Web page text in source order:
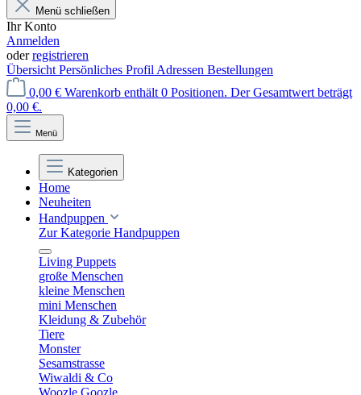
Menü schließen
Ihr Konto
Anmelden
oderregistrieren
Übersicht Persönliches Profil Adressen Bestellungen
0,00 € Warenkorb enthält 0 Positionen. Der Gesamtwert beträgt
0,00 €.
Menü
Kategorien
Home
Neuheiten
Handpuppen
Zur Kategorie Handpuppen
Living Puppets
große Menschen
kleine Menschen
mini Menschen
Kleidung & Zubehör
Tiere
Monster
Sesamstrasse
Wiwaldi & Co
Woozle Goozle